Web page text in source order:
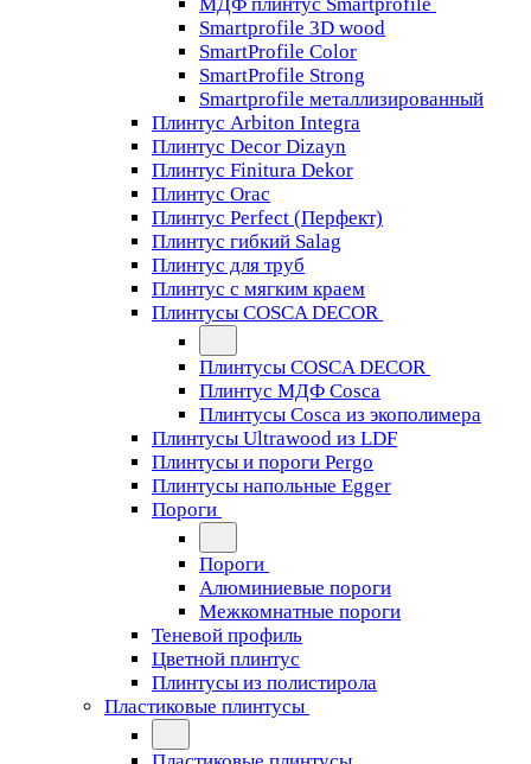
Smartprofile 3D wood
SmartProfile Color
SmartProfile Strong
Smartprofile металлизированный
Плинтус Arbiton Integra
Плинтус Decor Dizayn
Плинтус Finitura Dekor
Плинтус Orac
Плинтус Perfect (Перфект)
Плинтус гибкий Salag
Плинтус для труб
Плинтус с мягким краем
Плинтусы COSCA DECOR
Плинтусы COSCA DECOR
Плинтус МДФ Cosca
Плинтусы Cosca из экополимера
Плинтусы Ultrawood из LDF
Плинтусы и пороги Pergo
Плинтусы напольные Egger
Пороги
Пороги
Алюминиевые пороги
Межкомнатные пороги
Теневой профиль
Цветной плинтус
Плинтусы из полистирола
Пластиковые плинтусы